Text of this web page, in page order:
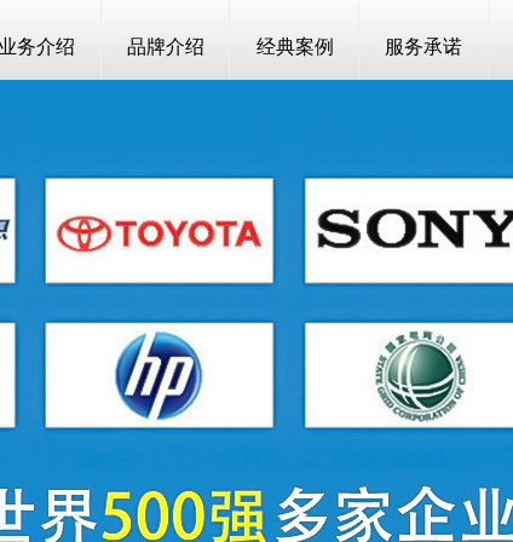
务介绍 品牌介绍 经典案例 服务承诺